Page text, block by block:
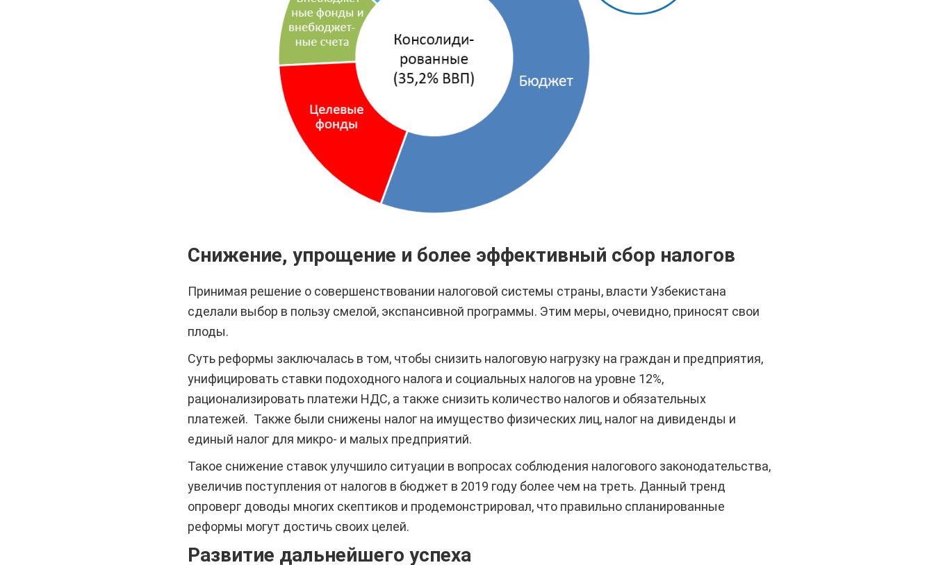
Снижение, упрощение и более эффективный сбор налогов
Принимая решение о совершенствовании налоговой системы страны, власти Узбекистана
сделали выбор в пользу смелой, экспансивной программы. Этим меры, очевидно, приносят свои
плоды.
Суть реформы заключалась в том, чтобы снизить налоговую нагрузку на граждан и предприятия,
унифицировать ставки подоходного налога и социальных налогов на уровне 12%,
рационализировать платежи НДС, а также снизить количество налогов и обязательных
платежей. Также были снижены налог на имущество физических лиц, налог на дивиденды и
единый налог для микро- и малых предприятий.
Такое снижение ставок улучшило ситуации в вопросах соблюдения налогового законодательства,
увеличив поступления от налогов в бюджет в 2019 году более чем на треть. Данный тренд
опроверг доводы многих скептиков и продемонстрировал, что правильно спланированные
реформы могут достичь своих целей.
Развитие дальнейшего успеха